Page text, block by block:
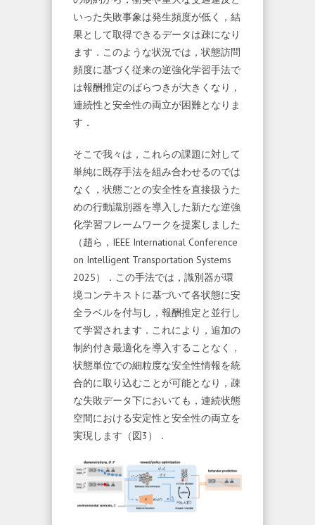
いった失敗事象は発生頻度が低く，結
果として取得できるデータは疎になり
ます．このような状況では，状態訪問
頻度に基づく従来の逆強化学習手法で
は報酬推定のばらつきが大きくなり，
連続性と安全性の両立が困難となりま
す．
そこで我々は，これらの課題に対して
単純に既存手法を組み合わせるのでは
なく，状態ごとの安全性を直接扱うた
めの行動識別器を導入した新たな逆強
化学習フレームワークを提案しました
（趙ら，IEEE International Conference
on Intelligent Transportation Systems
2025）．この手法では，識別器が環
境コンテキストに基づいて各状態に安
全ラベルを付与し，報酬推定と並行し
て学習されます．これにより，追加の
制約付き最適化を導入することなく，
状態単位での細粒度な安全性情報を統
合的に取り込むことが可能となり，疎
な失敗データ下においても，連続状態
空間における安定性と安全性の両立を
実現します（図3）．